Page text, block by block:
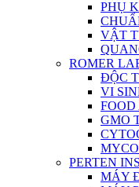
PHỤ
VẬT
ROMER
ĐỘC
VI
GMO
PERTEN
MÁY